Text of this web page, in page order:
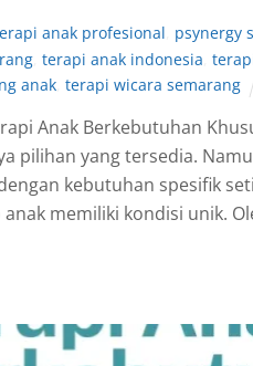
anak profesional psynergy
terapi anak indonesia
anak terapi wicara semarang
Anak Berkebutuhan
pilihan yang tersedia.
kebutuhan spesifik
memiliki kondisi unik.